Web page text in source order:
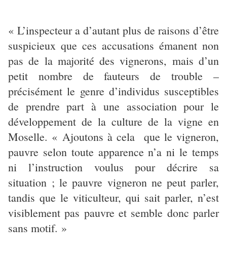
« L’inspecteur a d’autant plus de raisons d’être
suspicieux que ces accusations émanent non
pas de la majorité des vignerons, mais d’un
petit nombre de fauteurs de trouble –
précisément le genre d’individus susceptibles
de prendre part à une association pour le
développement de la culture de la vigne en
Moselle. « Ajoutons à cela que le vigneron,
pauvre selon toute apparence n’a ni le temps
ni l’instruction voulus pour décrire sa
situation ; le pauvre vigneron ne peut parler,
tandis que le viticulteur, qui sait parler, n’est
visiblement pas pauvre et semble donc parler
sans motif. »